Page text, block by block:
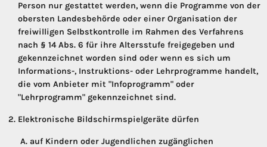
Person nur gestattet werden, wenn die Programme von der
obersten Landesbehörde oder einer Organisation der
freiwilligen Selbstkontrolle im Rahmen des Verfahrens
nach § 14 Abs. 6 für ihre Altersstufe freigegeben und
gekennzeichnet worden sind oder wenn es sich um
Informations-, Instruktions- oder Lehrprogramme handelt,
die vom Anbieter mit "Infoprogramm" oder
"Lehrprogramm" gekennzeichnet sind.
Elektronische Bildschirmspielgeräte dürfen
auf Kindern oder Jugendlichen zugänglichen